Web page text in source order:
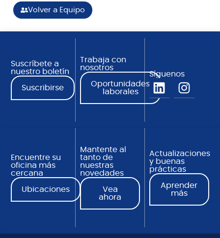
Volver a Equipo
Suscríbete a
nuestro boletín
Suscribirse
Trabaja con
nosotros
Oportunidades
laborales
Síguenos
Encuentre su
oficina más
cercana
Ubicaciones
Mantente al
tanto de
nuestras
novedades
Vea
ahora
Actualizaciones
y buenas
prácticas
Aprender
más